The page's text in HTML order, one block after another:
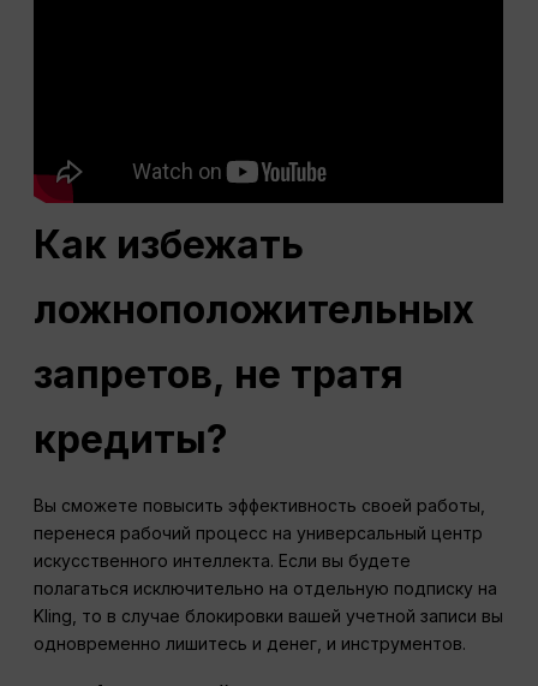
Как избежать
ложноположительных
запретов, не тратя
кредиты?
Вы сможете повысить эффективность своей работы,
перенеся рабочий процесс на универсальный центр
искусственного интеллекта. Если вы будете
полагаться исключительно на отдельную подписку на
Kling, то в случае блокировки вашей учетной записи вы
одновременно лишитесь и денег, и инструментов.